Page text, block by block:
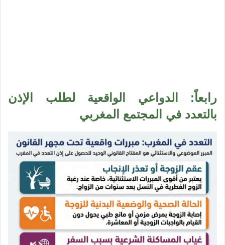
رابعاً: الدواعي الواقعية لطلب الإذن
بالتعدد في المجتمع المغربي